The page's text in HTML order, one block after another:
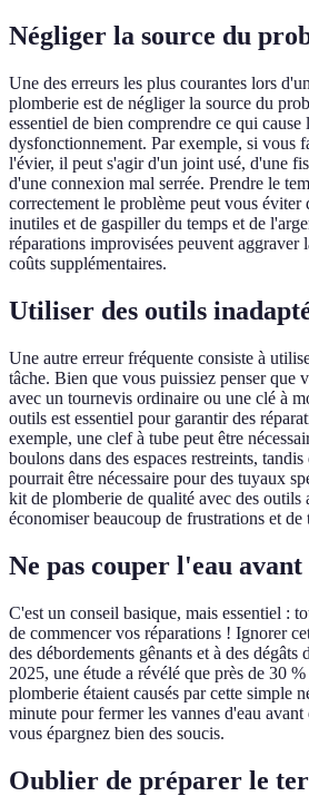
Négliger la source du
Une des erreurs les plus courantes lors
plomberie est de négliger la source du
essentiel de bien comprendre ce qui
dysfonctionnement. Par exemple, si vous
l'évier, il peut s'agir d'un joint usé, d'une
d'une connexion mal serrée. Prendre le
correctement le problème peut vous éviter
inutiles et de gaspiller du temps et de
réparations improvisées peuvent aggraver
coûts supplémentaires.
Utiliser des outils
Une autre erreur fréquente consiste à
tâche. Bien que vous puissiez penser que
avec un tournevis ordinaire ou une clé à
outils est essentiel pour garantir des
exemple, une clef à tube peut être
boulons dans des espaces restreints,
pourrait être nécessaire pour des tuyaux
kit de plomberie de qualité avec des outils
économiser beaucoup de frustrations et
Ne pas couper l'eau
C'est un conseil basique, mais essentiel :
de commencer vos réparations ! Ignorer
des débordements gênants et à des dégâts
2025, une étude a révélé que près de 30
plomberie étaient causés par cette simple
minute pour fermer les vannes d'eau
vous épargnez bien des soucis.
Oublier de préparer le